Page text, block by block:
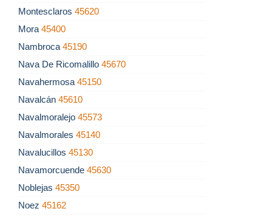
Montesclaros 45620
Mora 45400
Nambroca 45190
Nava De Ricomalillo 45670
Navahermosa 45150
Navalcán 45610
Navalmoralejo 45573
Navalmorales 45140
Navalucillos 45130
Navamorcuende 45630
Noblejas 45350
Noez 45162